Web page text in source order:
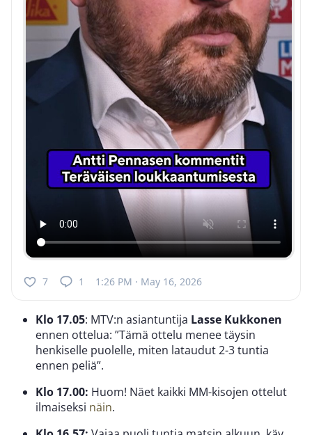
7 1 1:26 PM · May 16, 2026
Klo 17.05: MTV:n asiantuntija Lasse Kukkonen
ennen ottelua: ”Tämä ottelu menee täysin
henkiselle puolelle, miten lataudut 2-3 tuntia
ennen peliä”.
Klo 17.00: Huom! Näet kaikki MM-kisojen ottelut
ilmaiseksi näin.